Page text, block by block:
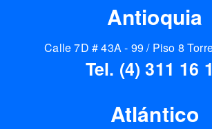
Antioquia
Calle 7D # 43A - 99 / Piso 8
Tel. (4) 311 16
Atlántico